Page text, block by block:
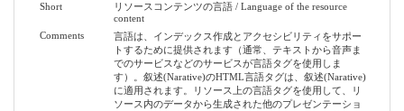
Short
リソースコンテンツの言語 / Language of the resource
content
Comments
言語は、インデックス作成とアクセシビリティをサポー
トするために提供されます（通常、テキストから音声ま
でのサービスなどのサービスが言語タグを使用しま
す）。叙述(Narative)のHTML言語タグは、叙述(Narative)
に適用されます。リソース上の言語タグを使用して、リ
ソース内のデータから生成された他のプレゼンテーショ